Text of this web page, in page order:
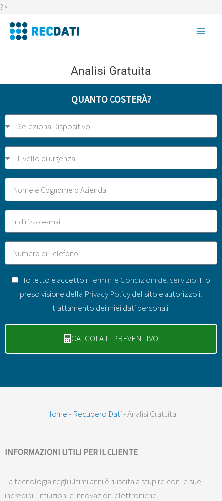
?>
al
contenuto
Analisi Gratuita
QUANTO COSTERÀ?
Dispositivo
GDPRHo letto e accetto iTermini e Condizioni del servizio. Ho
preso visione della Privacy Policydel sito e autorizzo il
trattamento dei miei dati personali.
CALCOLA IL PREVENTIVO
Home- Recupero Dati-Analisi Gratuita
INFORMAZIONI UTILI PER IL CLIENTE
La tecnologia negli ultimi anni è riuscita a stupirci con le sue
incredibili intuizioni e innovazioni elettroniche.